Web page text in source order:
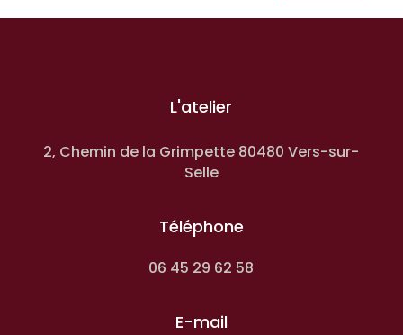
L'atelier
2, Chemin de la Grimpette 80480 Vers-sur-
Selle
Téléphone
06 45 29 62 58
E-mail